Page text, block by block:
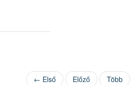
← Első Előző Több